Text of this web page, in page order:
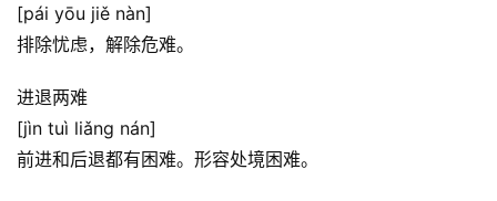
[pái yōu jiě nàn]
排除忧虑，解除危难。
进退两难
[jìn tuì liǎng nán]
前进和后退都有困难。形容处境困难。